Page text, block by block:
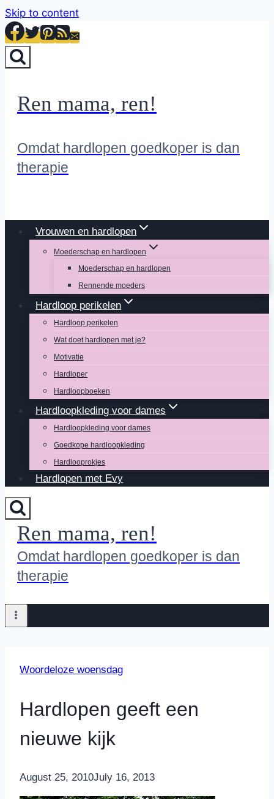
Skip to content
Ren mama, ren!
Omdat hardlopen goedkoper is dan
therapie
Vrouwen en hardlopen
Moederschap en hardlopen
Moederschap en hardlopen
Rennende moeders
Hardloop perikelen
Hardloop perikelen
Wat doet hardlopen met je?
Motivatie
Hardloper
Hardloopboeken
Hardloopkleding voor dames
Hardloopkleding voor dames
Goedkope hardloopkleding
Hardlooprokjes
Hardlopen met Evy
Ren mama, ren!
Omdat hardlopen goedkoper is dan
therapie
Woordeloze woensdag
Hardlopen geeft een
nieuwe kijk
ByNicole
August 25, 2010July 16, 2013